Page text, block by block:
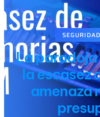
La paradoja
la escasez
amenaza